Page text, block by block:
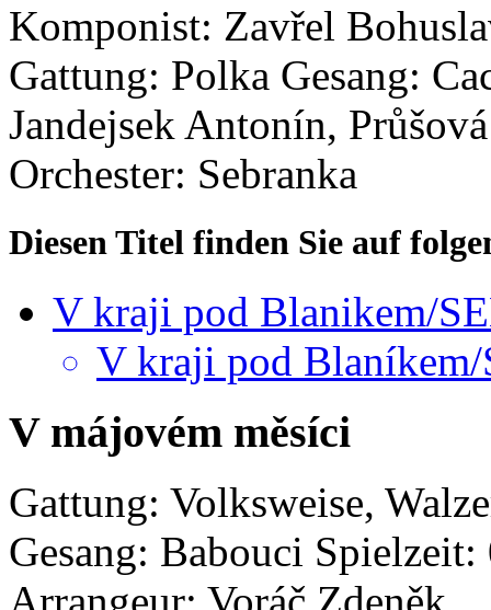
Komponist: Zavřel
Gattung: Polka Gesang:
Jandejsek Antonín,
Orchester: Sebranka
Diesen Titel finden Sie auf
V kraji pod Blanikem/
V kraji pod
V májovém měsíci
Gattung: Volksweise,
Gesang: Babouci Spielzeit: